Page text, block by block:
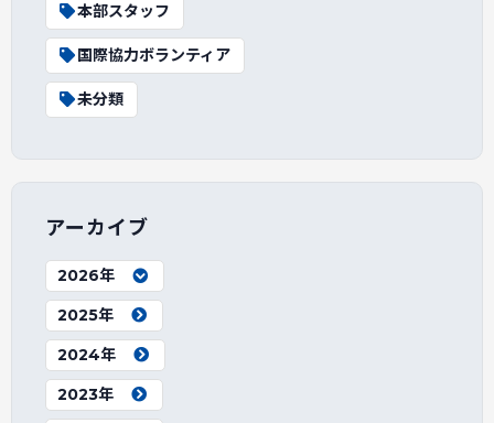
本部スタッフ
国際協力ボランティア
未分類
アーカイブ
2026年
2025年
2024年
2023年